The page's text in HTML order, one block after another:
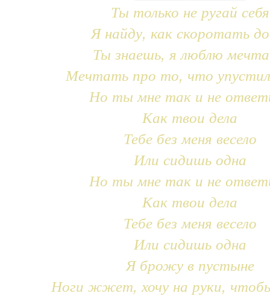
Ты только не ругай себя
Я найду, как скоротать
Ты знаешь, я люблю
Мечтать про то, что
Но ты мне так и не
Как твои дела
Тебе без меня весело
Или сидишь одна
Но ты мне так и не
Как твои дела
Тебе без меня весело
Или сидишь одна
Я брожу в пустыне
Ноги жжет, хочу на руки,